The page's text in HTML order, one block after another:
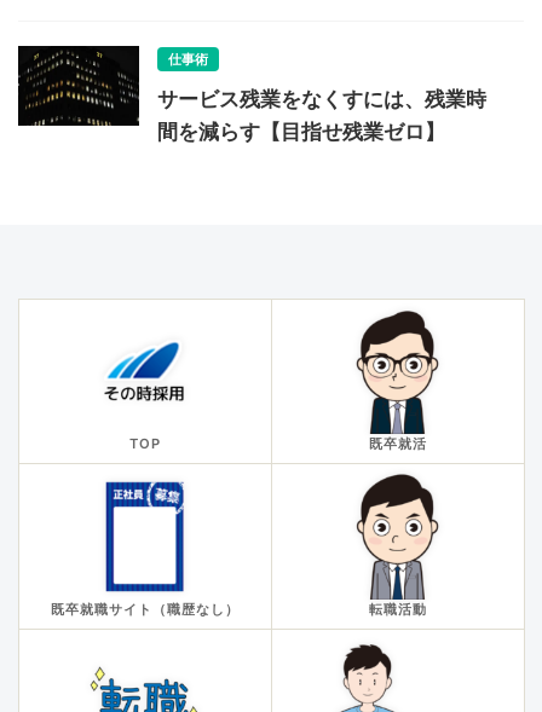
仕事術
サービス残業をなくすには、残業時
間を減らす【目指せ残業ゼロ】
TOP 既卒就活
既卒就職サイト（職歴なし） 転職活動